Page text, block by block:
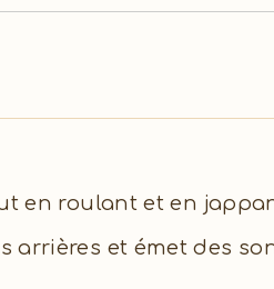
en roulant et en
arrières et émet des